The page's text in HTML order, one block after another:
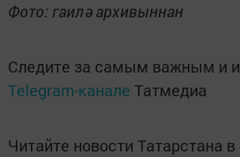
Фото: гаилә архивыннан
Следите за самым важным и
Telegram-канале Татмедиа
Читайте новости Татарстана в